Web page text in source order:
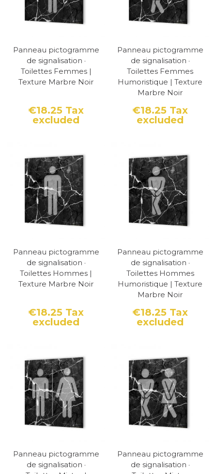
Panneau pictogramme
de signalisation ·
Toilettes Femmes |
Texture Marbre Noir
Price
€18.25 Tax
excluded
Panneau pictogramme
de signalisation ·
Toilettes Femmes
Humoristique | Texture
Marbre Noir
Price
€18.25 Tax
excluded
Panneau pictogramme
de signalisation ·
Toilettes Hommes |
Texture Marbre Noir
Price
€18.25 Tax
excluded
Panneau pictogramme
de signalisation ·
Toilettes Hommes
Humoristique | Texture
Marbre Noir
Price
€18.25 Tax
excluded
Panneau pictogramme
de signalisation ·
Panneau pictogramme
de signalisation ·